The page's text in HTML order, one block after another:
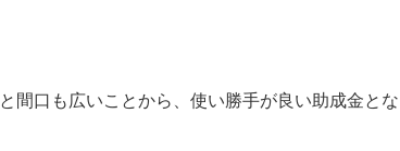
口も広いことから、使い勝手が良い助成金とな